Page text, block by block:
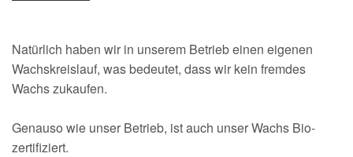
Natürlich haben wir in unserem Betrieb einen eigenen
Wachskreislauf, was bedeutet, dass wir kein fremdes
Wachs zukaufen.
Genauso wie unser Betrieb, ist auch unser Wachs Bio-
zertifiziert.